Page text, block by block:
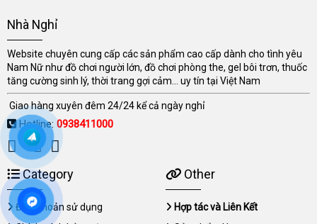
Nhà Nghỉ
Website chuyên cung cấp các sản phẩm cao cấp dành cho tình yêu
Nam Nữ như đồ chơi người lớn, đồ chơi phòng the, gel bôi trơn, thuốc
tăng cường sinh lý, thời trang gợi cảm... uy tín tại Việt Nam
Giao hàng xuyên đêm 24/24 kể cả ngày nghỉ
Hotline: 0938411000
Category
Điều khoản sử dụng
Other
Hợp tác và Liên Kết